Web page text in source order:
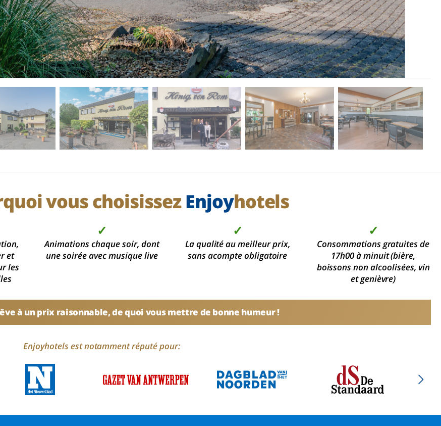
vous choisissezEnjoyhotels
et
les
✓
Animations chaque soir, dont
une soirée avec musique live
✓
La qualité au meilleur prix,
sans acompte obligatoire
✓
Consommations gratuites de
17h00 à minuit (bière,
boissons non alcoolisées, vin
et genièvre)
à un prix raisonnable, de quoi vous mettre de bonne humeur !
Enjoyhotels est notamment réputé pour: